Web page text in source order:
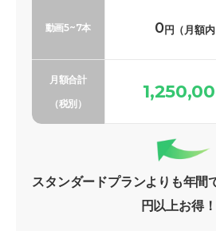
動画5~7本 0円（月額内
月額合計
（税別）
スタンダードプランよりも年間
円以上お得！